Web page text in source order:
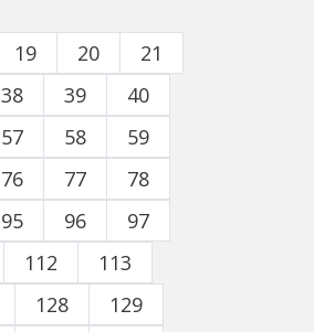
19 20
21
38 39
40
57 58
59
76 77
78
95 96
97
112
113
128
129